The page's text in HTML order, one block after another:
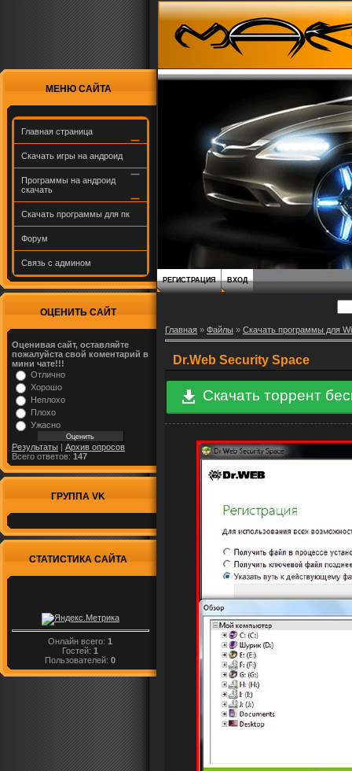
МЕНЮ САЙТА
Главная страница
Скачать игры на андроид
Программы на андроид
скачать
Скачать программы для пк
Форум
Связь с админом
ОЦЕНИТЬ САЙТ
Оценивая сайт, оставляйте
пожалуйста свой коментарий в
мини чате!!!
Отлично
Хорошо
Неплохо
Плохо
Ужасно
Результаты | Архив опросов
Всего ответов: 147
ГРУППА VK
СТАТИСТИКА САЙТА
Онлайн всего:1
Гостей:1
Пользователей:0
РЕГИСТРАЦИЯ ВХОД
Главная » Файлы » Скачать программы для
Dr.Web Security Space
Скачать торрент